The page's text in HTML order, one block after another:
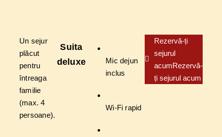
Un sejur
plăcut
pentru
întreaga
familie
(max. 4
persoane).
Suita
deluxe
Mic dejun
inclus
Wi-Fi rapid
Rezervă-ți
sejurul
acumRezervă-
ți sejurul acum